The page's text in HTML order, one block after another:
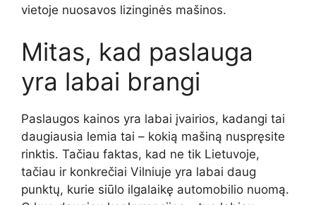
vietoje nuosavos lizinginės mašinos.
Mitas, kad paslauga
yra labai brangi
Paslaugos kainos yra labai įvairios, kadangi tai
daugiausia lemia tai – kokią mašiną nuspręsite
rinktis. Tačiau faktas, kad ne tik Lietuvoje,
tačiau ir konkrečiai Vilniuje yra labai daug
punktų, kurie siūlo ilgalaikę automobilio nuomą.